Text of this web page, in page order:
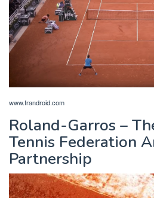
www.frandroid.com
Roland-Garros –
Tennis Federation
Partnership